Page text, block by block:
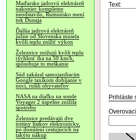
Maďarsko jadrovú elektráreň
nakoniec kompletne
neodstavilo, Rumunsko mení
tok Dunaja
Ďalšia jadrová elektráreň
južne od Slovenska musela
kvôli teplu znížiť výkon
Železnice znižujú kvôli teplu
rýchlosť iba na 50 km/h,
spôsobuje to meškanie
Súd zakázal samojazdiacim
Google taxíkom dobíjanie v
noci, rušili obyvateľov
NASA na diaľku na sonde
Voyager 2 úspešne znížila
spotrebu
Železnice predávajú dve
tretiny lístkov elektronicky,
po donútení cestujúcich na
takýto nákup
Text:
Prihláste